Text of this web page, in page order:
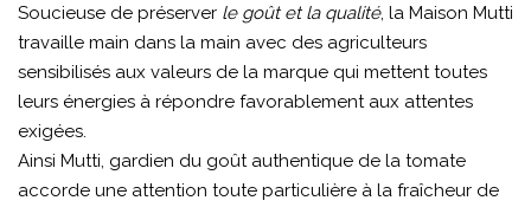
Soucieuse de préserver le goût et la qualité, la Maison Mutti
travaille main dans la main avec des agriculteurs
sensibilisés aux valeurs de la marque qui mettent toutes
leurs énergies à répondre favorablement aux attentes
exigées.
Ainsi Mutti, gardien du goût authentique de la tomate
accorde une attention toute particulière à la fraîcheur de